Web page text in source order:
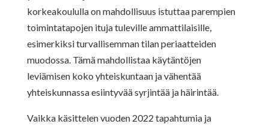
korkeakoululla on mahdollisuus istuttaa parempien
toimintatapojen ituja tuleville ammattilaisille,
esimerkiksi turvallisemman tilan periaatteiden
muodossa. Tämä mahdollistaa käytäntöjen
leviämisen koko yhteiskuntaan ja vähentää
yhteiskunnassa esiintyvää syrjintää ja häirintää.
Vaikka käsittelen vuoden 2022 tapahtumia ja